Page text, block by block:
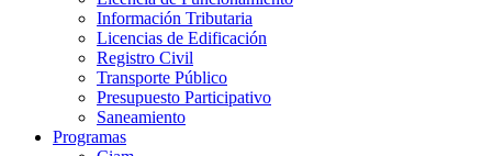
Información Tributaria
Licencias de Edificación
Registro Civil
Transporte Público
Presupuesto Participativo
Saneamiento
Programas